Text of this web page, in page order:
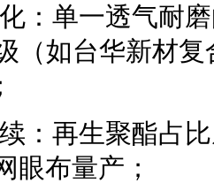
：单一透气耐
（如台华新材
：再生聚酯占
眼布量产；